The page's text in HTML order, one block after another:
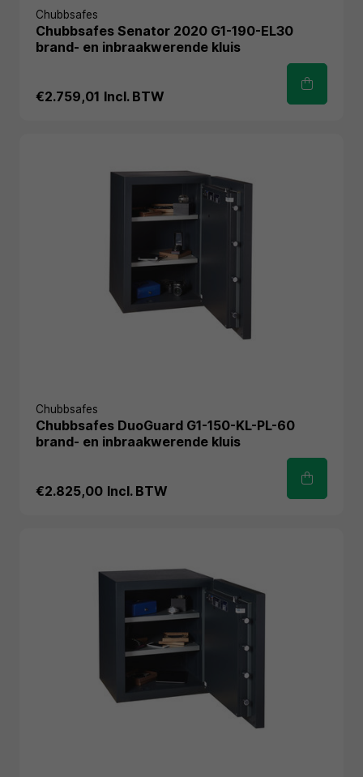
Chubbsafes
Chubbsafes Senator 2020 G1-190-EL30
brand- en inbraakwerende kluis
€2.759,01 Incl. BTW
Chubbsafes
Chubbsafes DuoGuard G1-150-KL-PL-60
brand- en inbraakwerende kluis
€2.825,00 Incl. BTW